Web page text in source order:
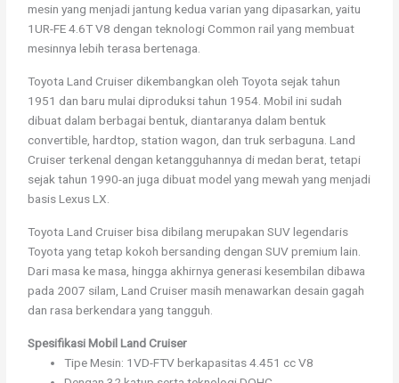
mesin yang menjadi jantung kedua varian yang dipasarkan, yaitu
1UR-FE 4.6T V8 dengan teknologi Common rail yang membuat
mesinnya lebih terasa bertenaga.
Toyota Land Cruiser dikembangkan oleh Toyota sejak tahun
1951 dan baru mulai diproduksi tahun 1954. Mobil ini sudah
dibuat dalam berbagai bentuk, diantaranya dalam bentuk
convertible, hardtop, station wagon, dan truk serbaguna. Land
Cruiser terkenal dengan ketangguhannya di medan berat, tetapi
sejak tahun 1990-an juga dibuat model yang mewah yang menjadi
basis Lexus LX.
Toyota Land Cruiser bisa dibilang merupakan SUV legendaris
Toyota yang tetap kokoh bersanding dengan SUV premium lain.
Dari masa ke masa, hingga akhirnya generasi kesembilan dibawa
pada 2007 silam, Land Cruiser masih menawarkan desain gagah
dan rasa berkendara yang tangguh.
Spesifikasi Mobil Land Cruiser
Tipe Mesin: 1VD-FTV berkapasitas 4.451 cc V8